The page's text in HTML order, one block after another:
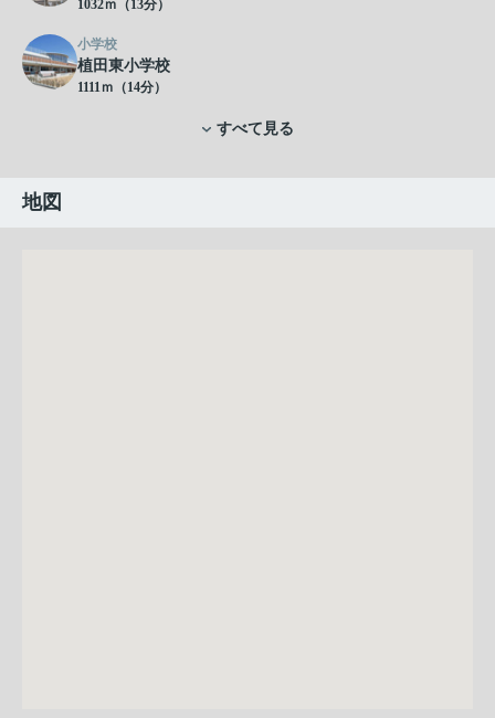
1032ｍ（13分）
小学校
植田東小学校
1111ｍ（14分）
すべて見る
地図